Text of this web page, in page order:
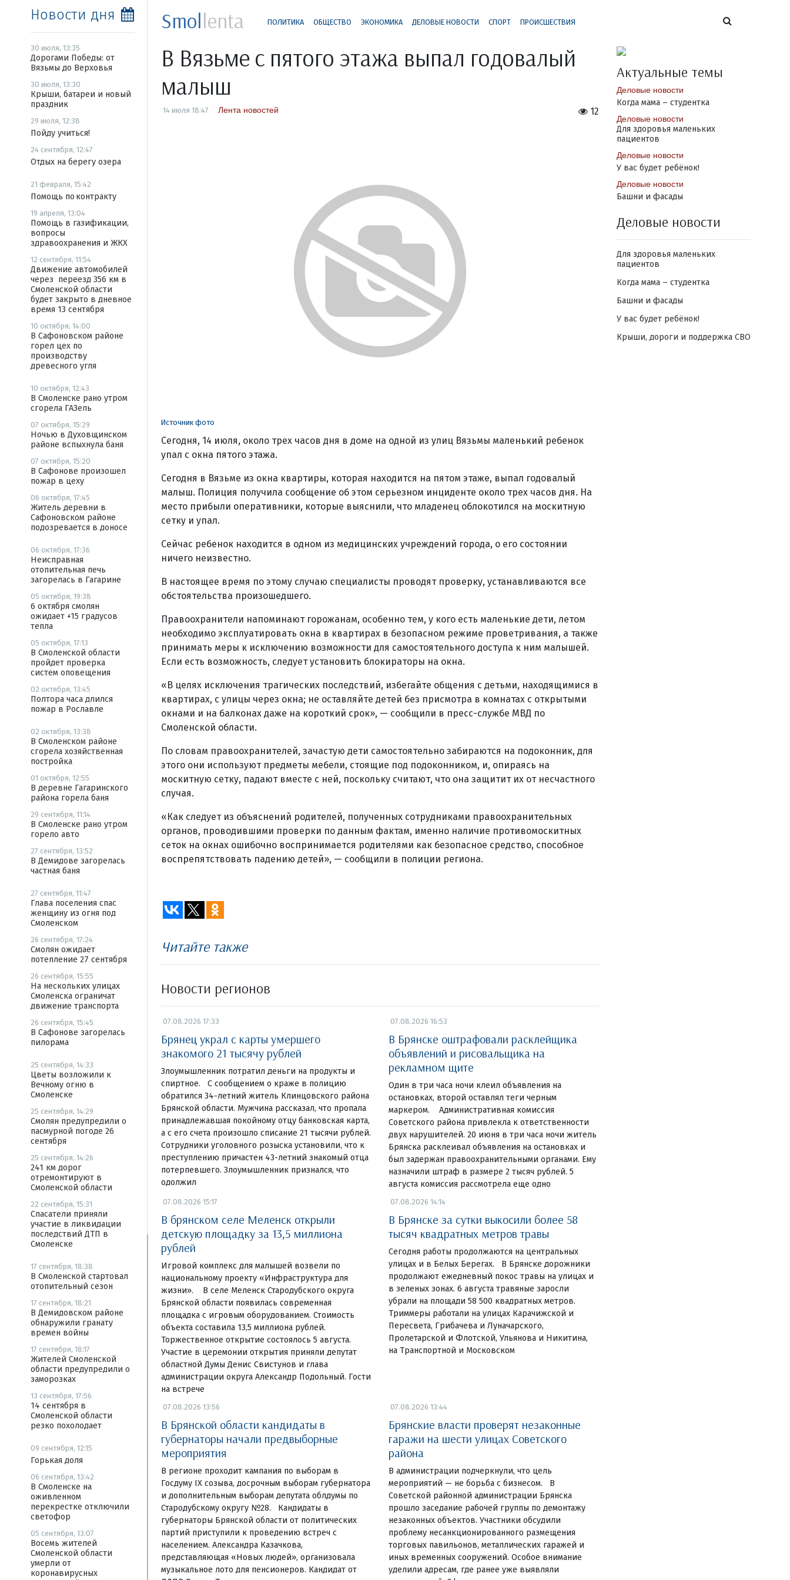
Новости дня
30 июля, 13:35
Дорогами Победы: от
Вязьмы до Верховья
30 июля, 13:30
Крыши, батареи и новый
праздник
29 июля, 12:38
Пойду учиться!
24 сентября, 12:47
Отдых на берегу озера
21 февраля, 15:42
Помощь по контракту
19 апреля, 13:04
Помощь в газификации,
вопросы
здравоохранения и ЖКХ
12 сентября, 11:54
Движение автомобилей
через переезд 356 км в
Смоленской области
будет закрыто в дневное
время 13 сентября
10 октября, 14:00
В Сафоновском районе
горел цех по
производству
древесного угля
10 октября, 12:43
В Смоленске рано утром
сгорела ГАЗель
07 октября, 15:29
Ночью в Духовщинском
районе вспыхнула баня
07 октября, 15:20
В Сафонове произошел
пожар в цеху
06 октября, 17:45
Житель деревни в
Сафоновском районе
подозревается в доносе
06 октября, 17:36
Неисправная
отопительная печь
загорелась в Гагарине
05 октября, 19:38
6 октября смолян
ожидает +15 градусов
тепла
05 октября, 17:13
В Смоленской области
пройдет проверка
систем оповещения
02 октября, 13:45
Полтора часа длился
пожар в Рославле
02 октября, 13:38
В Смоленском районе
сгорела хозяйственная
постройка
01 октября, 12:55
В деревне Гагаринского
района горела баня
29 сентября, 11:14
В Смоленске рано утром
горело авто
27 сентября, 13:52
В Демидове загорелась
частная баня
27 сентября, 11:47
Глава поселения спас
женщину из огня под
Смоленском
26 сентября, 17:24
Смолян ожидает
потепление 27 сентября
26 сентября, 15:55
На нескольких улицах
Смоленска ограничат
движение транспорта
26 сентября, 15:45
В Сафонове загорелась
пилорама
25 сентября, 14:33
Цветы возложили к
Вечному огню в
Смоленске
25 сентября, 14:29
Смолян предупредили о
пасмурной погоде 26
сентября
25 сентября, 14:26
241 км дорог
отремонтируют в
Смоленской области
22 сентября, 15:31
Спасатели приняли
участие в ликвидации
последствий ДТП в
Смоленске
17 сентября, 18:38
В Смоленской стартовал
отопительный сезон
17 сентября, 18:21
В Демидовском районе
обнаружили гранату
времен войны
17 сентября, 18:17
Жителей Смоленской
области предупредили о
заморозках
13 сентября, 17:56
14 сентября в
Смоленской области
резко похолодает
09 сентября, 12:15
Горькая доля
06 сентября, 13:42
В Смоленске на
оживленном
перекрестке отключили
светофор
05 сентября, 13:07
Восемь жителей
Смоленской области
умерли от
коронавирусных
Smollenta ПОЛИТИКА ОБЩЕСТВО ЭКОНОМИКА ДЕЛОВЫЕ НОВОСТИ СПОРТ ПРОИСШЕСТВИЯ
В Вязьме с пятого этажа выпал годовалый
малыш
12
14 июля 18:47 Лента новостей
Источник фото
Сегодня, 14 июля, около трех часов дня в доме на одной из улиц Вязьмы маленький ребенок
упал с окна пятого этажа.
Сегодня в Вязьме из окна квартиры, которая находится на пятом этаже, выпал годовалый
малыш. Полиция получила сообщение об этом серьезном инциденте около трех часов дня. На
место прибыли оперативники, которые выяснили, что младенец облокотился на москитную
сетку и упал.
Сейчас ребенок находится в одном из медицинских учреждений города, о его состоянии
ничего неизвестно.
В настоящее время по этому случаю специалисты проводят проверку, устанавливаются все
обстоятельства произошедшего.
Правоохранители напоминают горожанам, особенно тем, у кого есть маленькие дети, летом
необходимо эксплуатировать окна в квартирах в безопасном режиме проветривания, а также
принимать меры к исключению возможности для самостоятельного доступа к ним малышей.
Если есть возможность, следует установить блокираторы на окна.
«В целях исключения трагических последствий, избегайте общения с детьми, находящимися в
квартирах, с улицы через окна; не оставляйте детей без присмотра в комнатах с открытыми
окнами и на балконах даже на короткий срок», — сообщили в пресс-службе МВД по
Смоленской области.
По словам правоохранителей, зачастую дети самостоятельно забираются на подоконник, для
этого они используют предметы мебели, стоящие под подоконником, и, опираясь на
москитную сетку, падают вместе с ней, поскольку считают, что она защитит их от несчастного
случая.
«Как следует из объяснений родителей, полученных сотрудниками правоохранительных
органов, проводившими проверки по данным фактам, именно наличие противомоскитных
сеток на окнах ошибочно воспринимается родителями как безопасное средство, способное
воспрепятствовать падению детей», — сообщили в полиции региона.
Читайте также
Новости регионов
07.08.2026 17:33
Брянец украл с карты умершего
знакомого 21 тысячу рублей
Злоумышленник потратил деньги на продукты и
спиртное. С сообщением о краже в полицию
обратился 34-летний житель Клинцовского района
Брянской области. Мужчина рассказал, что пропала
принадлежавшая покойному отцу банковская карта,
а с его счета произошло списание 21 тысячи рублей.
Сотрудники уголовного розыска установили, что к
преступлению причастен 43-летний знакомый отца
потерпевшего. Злоумышленник признался, что
одолжил
07.08.2026 16:53
В Брянске оштрафовали расклейщика
объявлений и рисовальщика на
рекламном щите
Один в три часа ночи клеил объявления на
остановках, второй оставлял теги черным
маркером. Административная комиссия
Советского района привлекла к ответственности
двух нарушителей. 20 июня в три часа ночи житель
Брянска расклеивал объявления на остановках и
был задержан правоохранительными органами. Ему
назначили штраф в размере 2 тысяч рублей. 5
августа комиссия рассмотрела еще одно
07.08.2026 15:17
В брянском селе Меленск открыли
детскую площадку за 13,5 миллиона
рублей
Игровой комплекс для малышей возвели по
национальному проекту «Инфраструктура для
жизни». В селе Меленск Стародубского округа
Брянской области появилась современная
площадка с игровым оборудованием. Стоимость
объекта составила 13,5 миллиона рублей.
Торжественное открытие состоялось 5 августа.
Участие в церемонии открытия приняли депутат
областной Думы Денис Свистунов и глава
администрации округа Александр Подольный. Гости
на встрече
07.08.2026 14:14
В Брянске за сутки выкосили более 58
тысяч квадратных метров травы
Сегодня работы продолжаются на центральных
улицах и в Белых Берегах. В Брянске дорожники
продолжают ежедневный покос травы на улицах и
в зеленых зонах. 6 августа травяные заросли
убрали на площади 58 500 квадратных метров.
Триммеры работали на улицах Карачижской и
Пересвета, Грибачева и Луначарского,
Пролетарской и Флотской, Ульянова и Никитина,
на Транспортной и Московском
07.08.2026 13:56
В Брянской области кандидаты в
губернаторы начали предвыборные
мероприятия
В регионе проходит кампания по выборам в
Госдуму IX созыва, досрочным выборам губернатора
и дополнительным выборам депутата облдумы по
Стародубскому округу №28. Кандидаты в
губернаторы Брянской области от политических
партий приступили к проведению встреч с
населением. Александра Казачкова,
представляющая «Новых людей», организовала
музыкальное лото для пенсионеров. Кандидат от
07.08.2026 13:44
Брянские власти проверят незаконные
гаражи на шести улицах Советского
района
В администрации подчеркнули, что цель
мероприятий — не борьба с бизнесом. В
Советской районной администрации Брянска
прошло заседание рабочей группы по демонтажу
незаконных объектов. Участники обсудили
проблему несанкционированного размещения
торговых павильонов, металлических гаражей и
иных временных сооружений. Особое внимание
уделили адресам, где ранее уже выявляли
Актуальные темы
Деловые новости
Когда мама – студентка
Деловые новости
Для здоровья маленьких
пациентов
Деловые новости
У вас будет ребёнок!
Деловые новости
Башни и фасады
Деловые новости
Для здоровья маленьких
пациентов
Когда мама – студентка
Башни и фасады
У вас будет ребёнок!
Крыши, дороги и поддержка СВО